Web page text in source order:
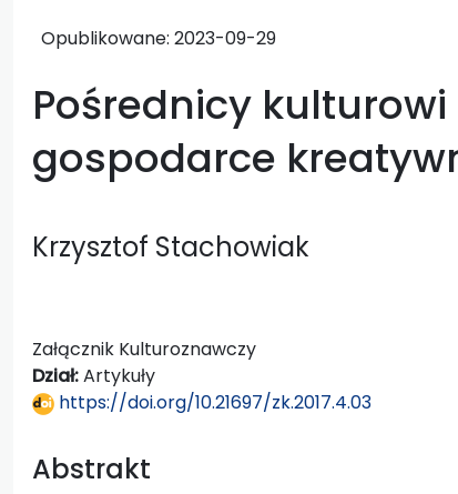
Opublikowane: 2023-09-29
Pośrednicy
gospodarce
Krzysztof Stachowiak
Załącznik Kulturoznawczy
Dział:Artykuły
https://doi.org/10.21697/zk.2017.4.03
Abstrakt